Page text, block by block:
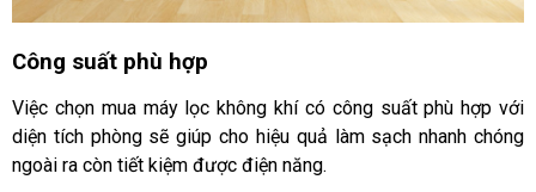
Công suất phù hợp
Việc chọn mua máy lọc không khí có công suất phù hợp với
diện tích phòng sẽ giúp cho hiệu quả làm sạch nhanh chóng
ngoài ra còn tiết kiệm được điện năng.